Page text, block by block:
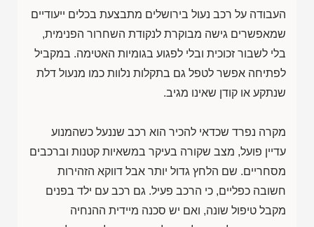
העבודה על רכב נעול בירושלים מתבצעת בכלים ייעודיים
שמאפשרים גישה מבוקרת לנקודת השחרור הפנימית,
בלי לשבור זכוכית ובלי לפגוע בגומיות האטימה. במקביל
לפתיחה אפשר לטפל גם בתקלות נלוות כמו מנעול דלת
שנתקע או קודן שאינו מגיב.
מקרה נפרד שכדאי להכיר הוא רכב שננעל כשהמנוע
עדיין פועל, מצב שקורה בעיקר במשאיות קטנות וברכבים
מסחריים. שם הלחץ גדול יותר אבל דווקא הזהירות
חשובה כפליים, כי הרכב פעיל. גם רכב עם ילד בפנים
מקבל טיפול שונה, ואם יש סכנה מיידית ההנחיה